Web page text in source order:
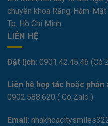
chuyên khoa Răng-Hàm-
Tp. Hồ Chí Minh.
LIÊN HỆ
Đặt lịch: 0901.42.45.46 (Có
Liên hệ hợp tác hoặc
0902.588.620 ( Có Zalo )
Email: